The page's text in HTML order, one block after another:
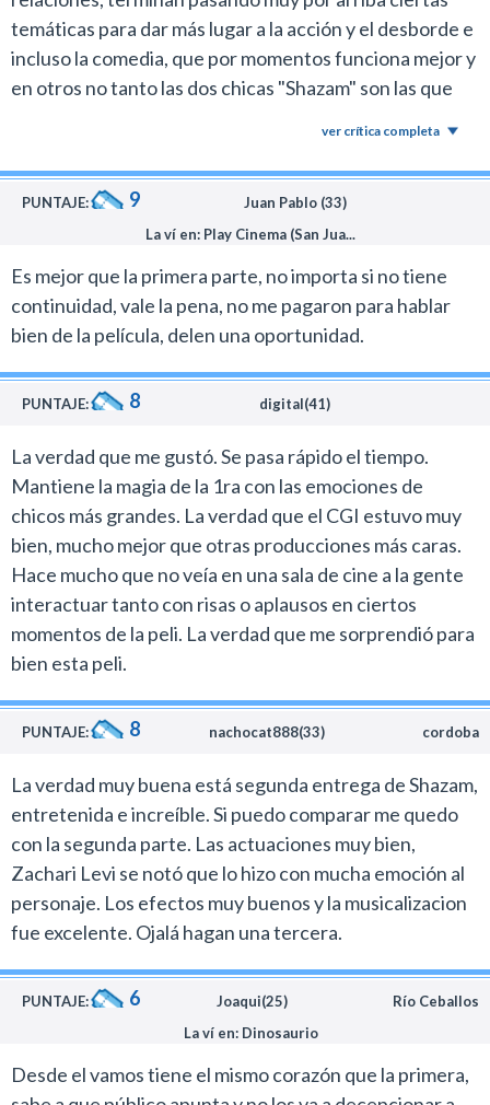
temáticas para dar más lugar a la acción y el desborde e
incluso la comedia, que por momentos funciona mejor y
en otros no tanto las dos chicas "Shazam" son las que
y para recomendar entre fans del género
ver crítica completa
PUNTAJE: 9
Juan Pablo (33)
La ví en: Play Cinema (San Jua...
Es mejor que la primera parte, no importa si no tiene
continuidad, vale la pena, no me pagaron para hablar
bien de la película, delen una oportunidad.
PUNTAJE: 8 digital(41)
La verdad que me gustó. Se pasa rápido el tiempo.
Mantiene la magia de la 1ra con las emociones de
chicos más grandes. La verdad que el CGI estuvo muy
bien, mucho mejor que otras producciones más caras.
Hace mucho que no veía en una sala de cine a la gente
interactuar tanto con risas o aplausos en ciertos
momentos de la peli. La verdad que me sorprendió para
bien esta peli.
PUNTAJE: 8 nachocat888(33) cordoba
La verdad muy buena está segunda entrega de Shazam,
entretenida e increíble. Si puedo comparar me quedo
con la segunda parte. Las actuaciones muy bien,
Zachari Levi se notó que lo hizo con mucha emoción al
personaje. Los efectos muy buenos y la musicalizacion
fue excelente. Ojalá hagan una tercera.
PUNTAJE: 6 Joaqui(25)
Río Ceballos
La ví en: Dinosaurio
Desde el vamos tiene el mismo corazón que la primera,